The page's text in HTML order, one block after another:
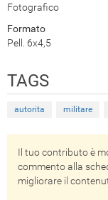
Fotografico
Formato
Pell. 6x4,5
TAGS
autorita militare
Il tuo contributo è
commento alla
migliorare il